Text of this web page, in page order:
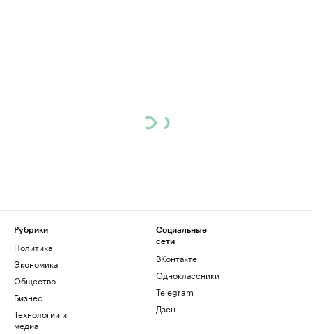
Рубрики
Политика
Экономика
Общество
Бизнес
Технологии и
медиа
Социальные
сети
ВКонтакте
Одноклассники
Telegram
Дзен